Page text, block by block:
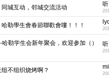
城互动，邻城交流活动
勒學生會春節聯歡會嘍！！！
勒学生会新年聚会，欢迎参加（）
不组织烧烤啊？